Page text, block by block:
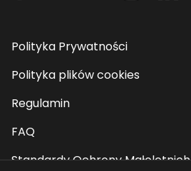
Polityka Prywatności
Polityka plików cookies
Regulamin
FAQ
Standardy Ochrony Małoletnich